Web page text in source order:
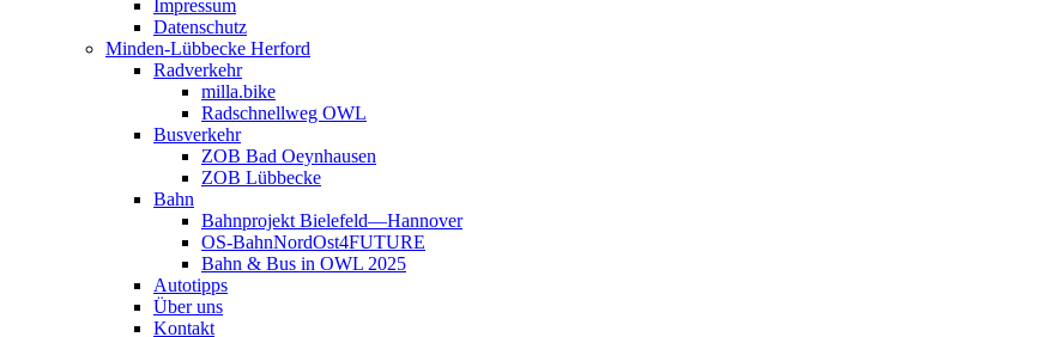
Impressum
Datenschutz
Minden-Lübbecke Herford
Radverkehr
milla.bike
Radschnellweg OWL
Busverkehr
ZOB Bad Oeynhausen
ZOB Lübbecke
Bahn
Bahnprojekt Bielefeld—Hannover
OS-BahnNordOst4FUTURE
Bahn & Bus in OWL 2025
Autotipps
Über uns
Kontakt